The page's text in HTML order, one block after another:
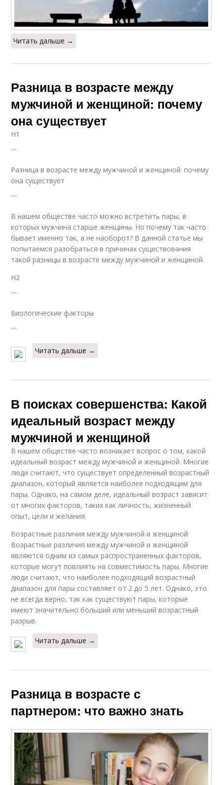
Читать дальше →
Разница в возрасте между
мужчиной и женщиной: почему
она существует
H1
```
Разница в возрасте между мужчиной и женщиной: почему
она существует
```
В нашем обществе часто можно встретить пары, в
которых мужчина старше женщины. Но почему так часто
бывает именно так, а не наоборот? В данной статье мы
попытаемся разобраться в причинах существования
такой разницы в возрасте между мужчиной и женщиной.
H2
```
Биологические факторы
```
Читать дальше →
В поисках совершенства: Какой
идеальный возраст между
мужчиной и женщиной
В нашем обществе часто возникает вопрос о том, какой
идеальный возраст между мужчиной и женщиной. Многие
люди считают, что существует определенный возрастный
диапазон, который является наиболее подходящим для
пары. Однако, на самом деле, идеальный возраст зависит
от многих факторов, таких как личность, жизненный
опыт, цели и желания.
Возрастные различия между мужчиной и женщиной
Возрастные различия между мужчиной и женщиной
являются одним из самых распространенных факторов,
которые могут повлиять на совместимость пары. Многие
люди считают, что наиболее подходящий возрастный
диапазон для пары составляет от 2 до 5 лет. Однако, это
не всегда верно, так как существуют пары, которые
имеют значительно больший или меньший возрастный
разрыв.
Читать дальше →
Разница в возрасте с
партнером: что важно знать